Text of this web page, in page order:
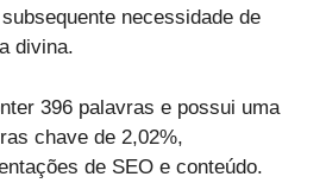
necessidade de
divina.
396 palavras e possui uma
chave de 2,02%,
de SEO e conteúdo.